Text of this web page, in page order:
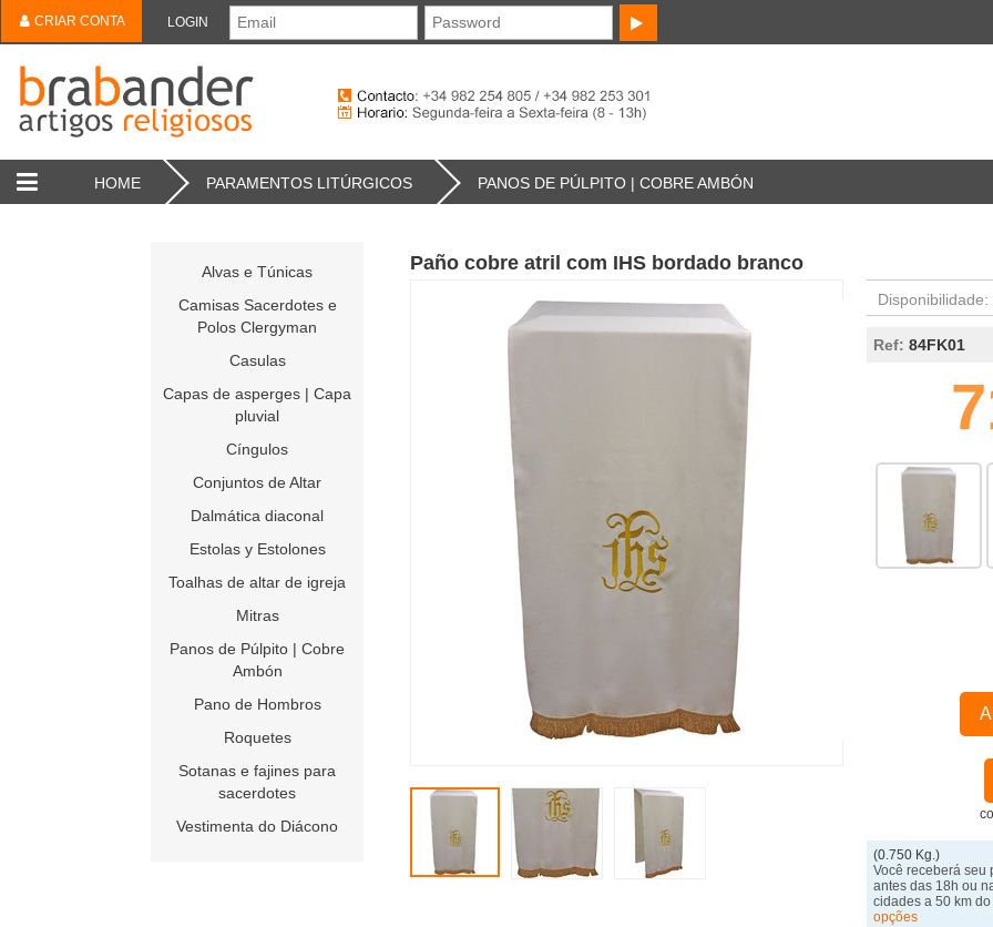
CRIAR CONTA LOGIN
HOME PARAMENTOS LITÚRGICOS PANOS DE PÚLPITO | COBRE AMBÓN
Paño cobre atril com IHS bordado branco
Disponibilidade:
Ref: 84FK01
(0.750 Kg.)
Você receberá seu
antes das 18h ou
cidades a 50 km
opções
Alvas e Túnicas
Camisas Sacerdotes e
Polos Clergyman
Casulas
Capas de asperges | Capa
pluvial
Cíngulos
Conjuntos de Altar
Dalmática diaconal
Estolas y Estolones
Toalhas de altar de igreja
Mitras
Panos de Púlpito | Cobre
Ambón
Pano de Hombros
Roquetes
Sotanas e fajines para
sacerdotes
Vestimenta do Diácono